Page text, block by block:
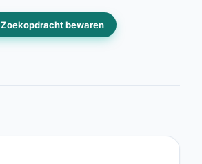
Zoekopdracht bewaren